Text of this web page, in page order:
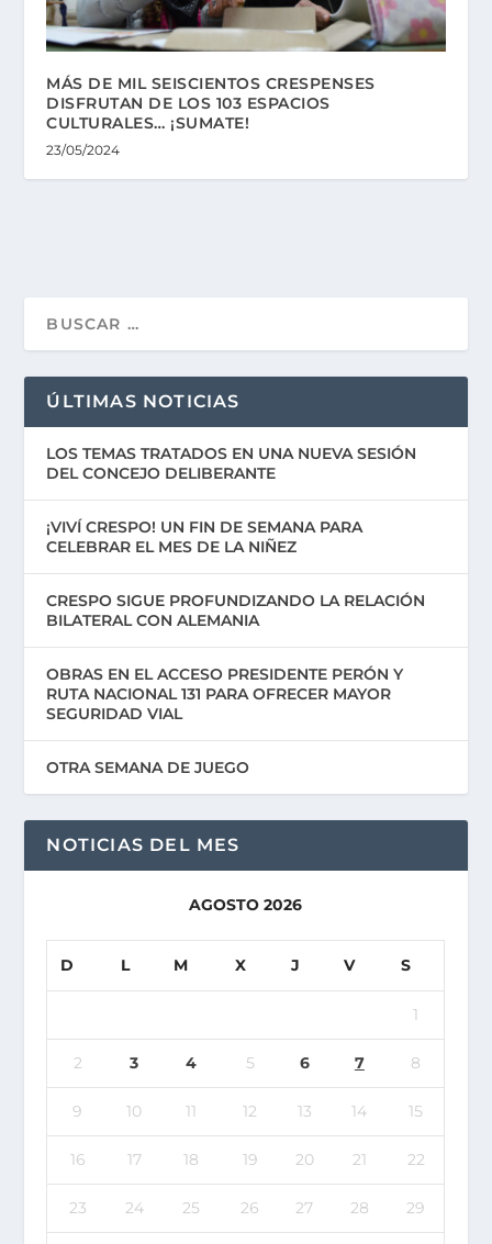
MÁS DE MIL SEISCIENTOS CRESPENSES
DISFRUTAN DE LOS 103 ESPACIOS
CULTURALES… ¡SUMATE!
23/05/2024
ÚLTIMAS NOTICIAS
LOS TEMAS TRATADOS EN UNA NUEVA SESIÓN
DEL CONCEJO DELIBERANTE
¡VIVÍ CRESPO! UN FIN DE SEMANA PARA
CELEBRAR EL MES DE LA NIÑEZ
CRESPO SIGUE PROFUNDIZANDO LA RELACIÓN
BILATERAL CON ALEMANIA
OBRAS EN EL ACCESO PRESIDENTE PERÓN Y
RUTA NACIONAL 131 PARA OFRECER MAYOR
SEGURIDAD VIAL
OTRA SEMANA DE JUEGO
NOTICIAS DEL MES
AGOSTO 2026
D L M X J V S
1
2 3 4 5 6 7 8
9 10 11 12 13 14 15
16 17 18 19 20 21 22
23 24 25 26 27 28 29